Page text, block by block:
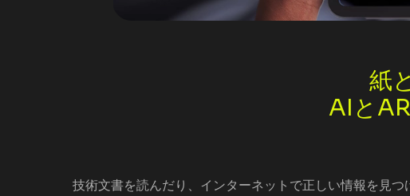
紙
AIと
技術文書を読んだり、インターネットで正しい情報を見